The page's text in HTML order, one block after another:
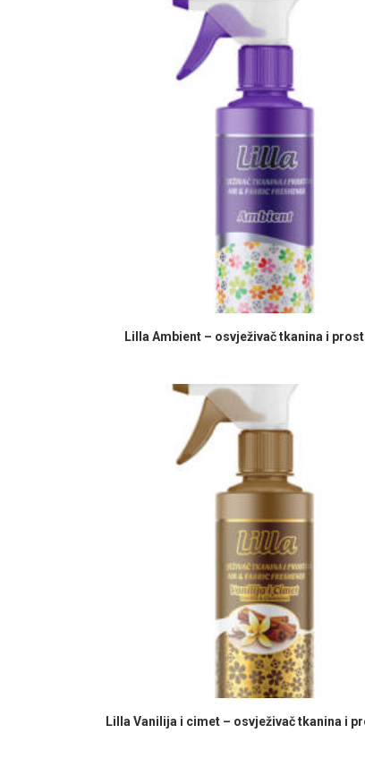
PROČITAJ VIŠE
Lilla Ambient – osvježivač tkanina i
PROČITAJ VIŠE
Lilla Vanilija i cimet – osvježivač tkanina i